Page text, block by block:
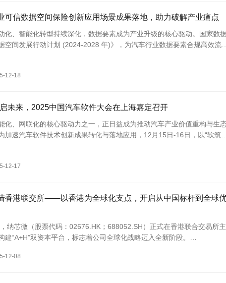
可信数据空间保险创新应用场景成果落地，助力破解产业痛点
、智能化转型持续深化，数据要素成为产业升级的核心驱动。国家数
空间发展行动计划 (2024-2028 年)》，为汽车行业数据要素合规高效流通
12-18
未来，2025中国汽车软件大会在上海嘉定召开
化、网联化的核心驱动力之一，正日益成为推动汽车产业价值重构与生
加速汽车软件技术创新成果转化与落地应用，12月15日-16日，以“软筑
12-17
香港联交所——以香港为全球化支点，开启从中国标杆到全球
纳芯微（股票代码：02676.HK；688052.SH）正式在香港联合交易所
建“A+H”双资本平台，标志着公司全球化战略迈入全新阶段。
12-08